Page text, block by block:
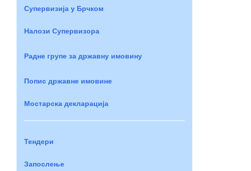
Супервизија у Брчком
Налози Супервизора
Радне групе за државну имовину
Попис државне имовине
Мостарска декларација
Тендери
Запослење